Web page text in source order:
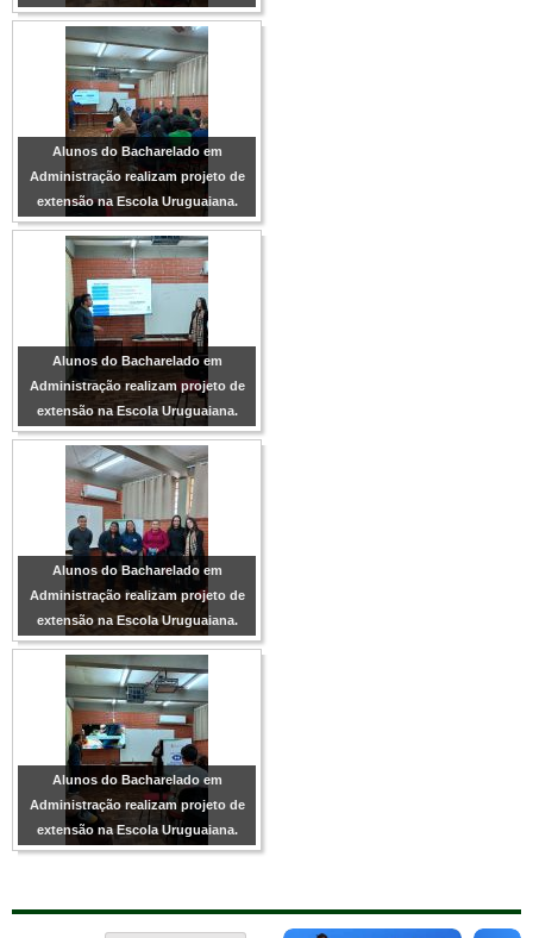
Alunos do Bacharelado em
Administração realizam projeto de
extensão na Escola Uruguaiana.
Alunos do Bacharelado em
Administração realizam projeto de
extensão na Escola Uruguaiana.
Alunos do Bacharelado em
Administração realizam projeto de
extensão na Escola Uruguaiana.
Alunos do Bacharelado em
Administração realizam projeto de
extensão na Escola Uruguaiana.